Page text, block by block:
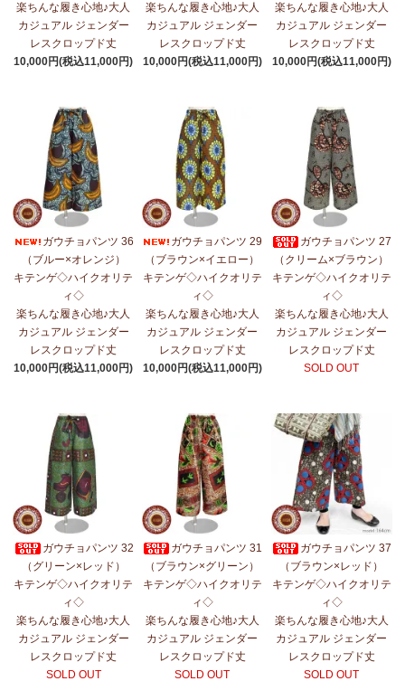
楽ちんな履き心地♪大人
カジュアル ジェンダー
レスクロップド丈
10,000円(税込11,000円)
楽ちんな履き心地♪大人
カジュアル ジェンダー
レスクロップド丈
10,000円(税込11,000円)
楽ちんな履き心地♪大人
カジュアル ジェンダー
レスクロップド丈
10,000円(税込11,000円)
ガウチョパンツ 36
（ブルー×オレンジ）
キテンゲ◇ハイクオリテ
ィ◇
楽ちんな履き心地♪大人
カジュアル ジェンダー
レスクロップド丈
10,000円(税込11,000円)
ガウチョパンツ 29
（ブラウン×イエロー）
キテンゲ◇ハイクオリテ
ィ◇
楽ちんな履き心地♪大人
カジュアル ジェンダー
レスクロップド丈
10,000円(税込11,000円)
ガウチョパンツ 27
（クリーム×ブラウン）
キテンゲ◇ハイクオリテ
ィ◇
楽ちんな履き心地♪大人
カジュアル ジェンダー
レスクロップド丈
SOLD OUT
ガウチョパンツ 32
（グリーン×レッド）
キテンゲ◇ハイクオリテ
ィ◇
楽ちんな履き心地♪大人
カジュアル ジェンダー
レスクロップド丈
SOLD OUT
ガウチョパンツ 31
（ブラウン×グリーン）
キテンゲ◇ハイクオリテ
ィ◇
楽ちんな履き心地♪大人
カジュアル ジェンダー
レスクロップド丈
SOLD OUT
ガウチョパンツ 37
（ブラウン×レッド）
キテンゲ◇ハイクオリテ
ィ◇
楽ちんな履き心地♪大人
カジュアル ジェンダー
レスクロップド丈
SOLD OUT